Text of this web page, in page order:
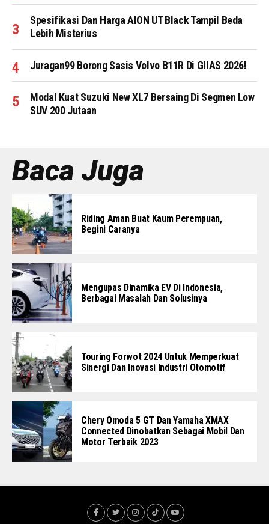
Spesifikasi Dan Harga AION UT Black Tampil Beda
Lebih Misterius
Juragan99 Borong Sasis Volvo B11R Di GIIAS 2026!
Modal Kuat Suzuki New XL7 Bersaing Di Segmen Low
SUV 200 Jutaan
Baca Juga
Riding Aman Buat Kaum Perempuan,
Begini Caranya
Mengupas Dinamika EV Di Indonesia,
Berbagai Masalah Dan Solusinya
Touring Forwot 2024 Untuk Memperkuat
Sinergi Dan Inovasi Industri Otomotif
Chery Omoda 5 GT Dan Yamaha XMAX
Connected Dinobatkan Sebagai Mobil Dan
Motor Terbaik 2023